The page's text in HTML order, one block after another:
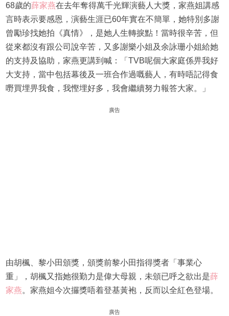
68歲的薛家燕在去年奪得萬千光輝演藝人大獎，家燕姐講感
言時表示要感恩，演藝生涯已60年實在不簡單，她特別多謝
曾勵珍找她拍《真情》，是她人生轉捩點！當時很辛苦，但
從來都沒有跟公司說辛苦，又多謝樂小姐及余詠珊小姐給她
的支持及協助，家燕更講到喊：「TVB呢個大家庭係畀我好
大支持，當中包括幕後及一班合作過嘅藝人，有時唔記得食
嘢買埋畀我食，我慳埋好多，我會繼續努力報答大家。」
廣告
由胡楓、黎小田頒獎，頒獎前黎小田指得獎者「事業心
重」，胡楓又指她很勤力是偉大母親，未頒已呼之欲出是薛
家燕。家燕姐今次攞獎唔着登基黃袍，反而以全紅色登場。
廣告